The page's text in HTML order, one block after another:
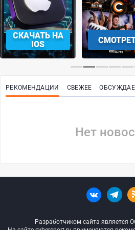
СКАЧАТЬ НА
IOS
РЕКОМЕНДАЦИИ СВЕЖЕЕ
Нет
Разработчиком сайта является